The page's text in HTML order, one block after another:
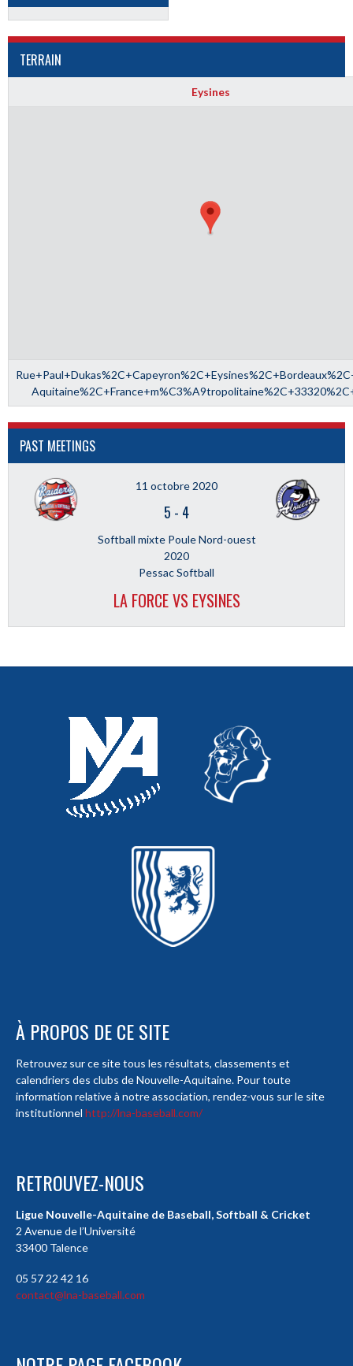
TERRAIN
Eysines
PAST MEETINGS
11 octobre 2020
5 - 4
Softball mixte Poule Nord-ouest
2020
Pessac Softball
LA FORCE VS EYSINES
À PROPOS DE CE SITE
Retrouvez sur ce site tous les résultats, classements et
calendriers des clubs de Nouvelle-Aquitaine. Pour toute
information relative à notre association, rendez-vous sur le site
institutionnel http://lna-baseball.com/
RETROUVEZ-NOUS
Ligue Nouvelle-Aquitaine de Baseball, Softball & Cricket
2 Avenue de l’Université
33400 Talence
05 57 22 42 16
contact@lna-baseball.com